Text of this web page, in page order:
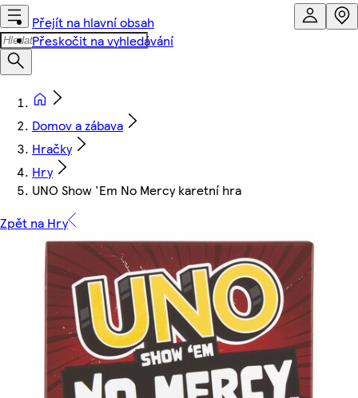
Přejít na hlavní obsah
Přeskočit na vyhledávání
Domov a zábava
Hračky
Hry
UNO Show 'Em No Mercy karetní hra
Zpět na Hry